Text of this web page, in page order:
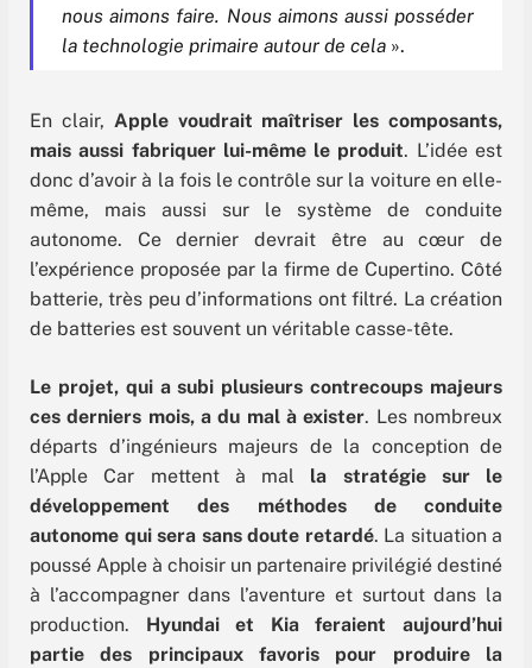
nous aimons faire. Nous aimons aussi posséder
la technologie primaire autour de cela».
En clair, Apple voudrait maîtriser les composants,
mais aussi fabriquer lui-même le produit. L’idée est
donc d’avoir à la fois le contrôle sur la voiture en elle-
même, mais aussi sur le système de conduite
autonome. Ce dernier devrait être au cœur de
l’expérience proposée par la firme de Cupertino. Côté
batterie, très peu d’informations ont filtré. La création
de batteries est souvent un véritable casse-tête.
Le projet, qui a subi plusieurs contrecoups majeurs
ces derniers mois, a du mal à exister. Les nombreux
départs d’ingénieurs majeurs de la conception de
l’Apple Car mettent à mal la stratégie sur le
développement des méthodes de conduite
autonome qui sera sans doute retardé. La situation a
poussé Apple à choisir un partenaire privilégié destiné
à l’accompagner dans l’aventure et surtout dans la
production. Hyundai et Kia feraient aujourd’hui
partie des principaux favoris pour produire la